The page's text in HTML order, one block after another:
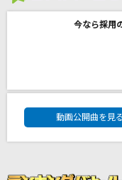
今夜はANGEL
今なら採用
DAM★と
動画公開曲を見る